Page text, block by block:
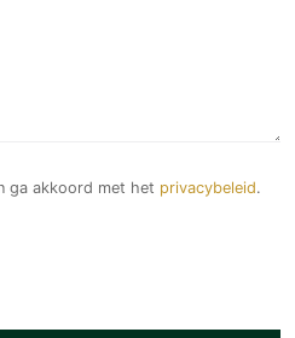
ga akkoord met het privacybeleid.